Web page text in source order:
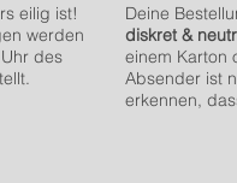
eilig ist!
werden
des
Deine
diskret &
einem Karton
Absender ist
erkennen,